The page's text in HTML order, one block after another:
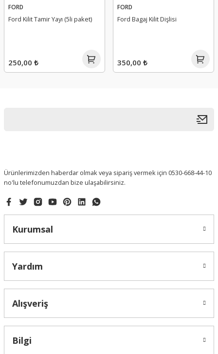
FORD
Ford Kilit Tamir Yayı (5li paket)
250,00 ₺
FORD
Ford Bagaj Kilit Dişlisi
350,00 ₺
Ürünlerimizden haberdar olmak veya sipariş vermek için 0530-668-44-10
no'lu telefonumuzdan bize ulaşabilirsiniz.
Kurumsal
Yardım
Alışveriş
Bilgi